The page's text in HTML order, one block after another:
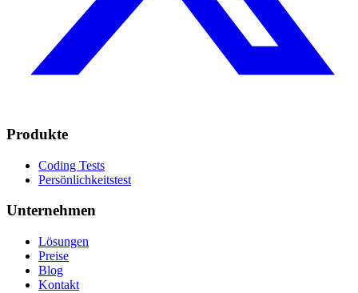
Produkte
Coding Tests
Persönlichkeitstest
Unternehmen
Lösungen
Preise
Blog
Kontakt